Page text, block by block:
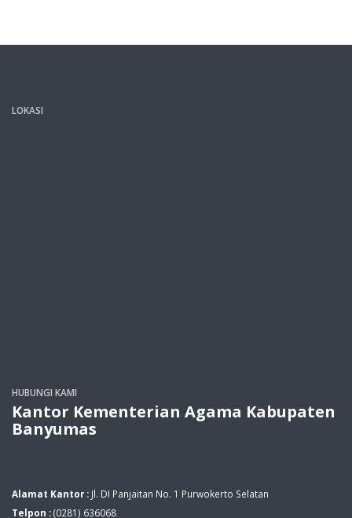
LOKASI
HUBUNGI KAMI
Kantor Kementerian Agama Kabupaten
Banyumas
Alamat Kantor : Jl. DI Panjaitan No. 1 Purwokerto Selatan
Telpon :(0281) 636068